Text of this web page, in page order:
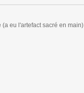
eu l'artefact sacré en